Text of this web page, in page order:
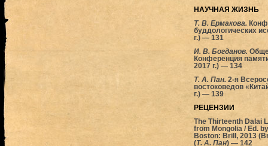
НАУЧНАЯ ЖИЗНЬ
Т. В. Ермакова.
буддологических
г.) — 131
И. В. Богданов.
Конференция
2017 г.) — 134
Т. А. Пан. 2-я
востоковедов
г.) — 139
РЕЦЕНЗИИ
The Thirteenth Dalai
from Mongolia / Ed.
Boston: Brill, 2013
(Т. А. Пан) — 142